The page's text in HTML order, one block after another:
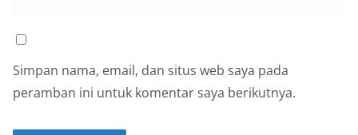
Simpan nama, email, dan situs web saya pada
peramban ini untuk komentar saya berikutnya.